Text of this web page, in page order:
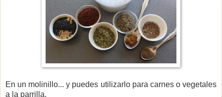
En un molinillo... y puedes utilizarlo para carnes o vegetales
a la parrilla.